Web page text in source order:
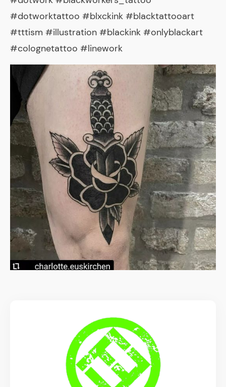
#dotworktattoo #blxckink #blacktattooart
#tttism #illustration #blackink #onlyblackart
#colognetattoo #linework